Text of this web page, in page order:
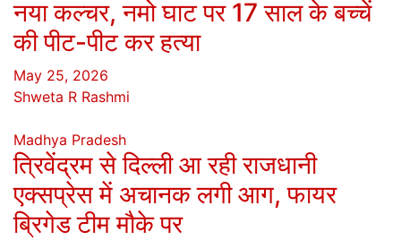
नया कल्चर, नमो घाट पर 17 साल के बच्चें
की पीट-पीट कर हत्या
May 25, 2026
Shweta R Rashmi
Madhya Pradesh
त्रिवेंद्रम से दिल्ली आ रही राजधानी
एक्सप्रेस में अचानक लगी आग, फायर
ब्रिगेड टीम मौके पर